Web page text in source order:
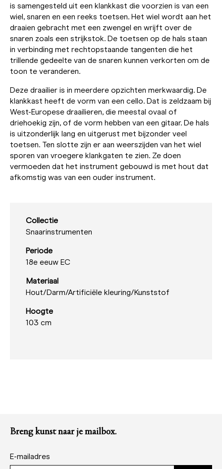
is samengesteld uit een klankkast die voorzien is van een
wiel, snaren en een reeks toetsen. Het wiel wordt aan het
draaien gebracht met een zwengel en wrijft over de
snaren zoals een strijkstok. De toetsen op de hals staan
in verbinding met rechtopstaande tangenten die het
trillende gedeelte van de snaren kunnen verkorten om de
toon te veranderen.
Deze draailier is in meerdere opzichten merkwaardig. De
klankkast heeft de vorm van een cello. Dat is zeldzaam bij
West-Europese draailieren, die meestal ovaal of
driehoekig zijn, of de vorm hebben van een gitaar. De hals
is uitzonderlijk lang en uitgerust met bijzonder veel
toetsen. Ten slotte zijn er aan weerszijden van het wiel
sporen van vroegere klankgaten te zien. Ze doen
vermoeden dat het instrument gebouwd is met hout dat
afkomstig was van een ouder instrument.
Collectie
Snaarinstrumenten
Periode
18e eeuw EC
Materiaal
Hout/Darm/Artificiële kleuring/Kunststof
Hoogte
103 cm
Breng kunst naar je mailbox.
E-mailadres